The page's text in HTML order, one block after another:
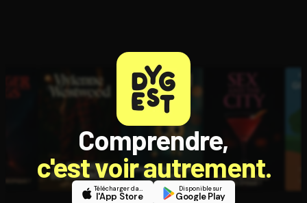
Comprendre,
c'est voir autrement.
Télécharger dans
l'App Store
Disponible sur
Google Play